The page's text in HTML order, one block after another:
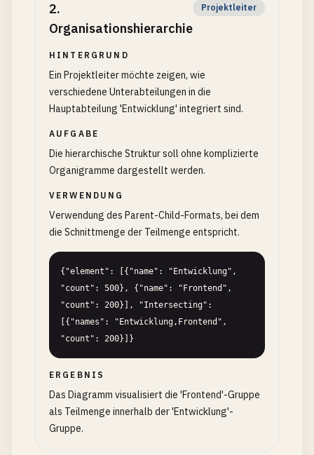
2.
Organisationshierarchie
Projektleiter
HINTERGRUND
Ein Projektleiter möchte zeigen, wie
verschiedene Unterabteilungen in die
Hauptabteilung 'Entwicklung' integriert sind.
AUFGABE
Die hierarchische Struktur soll ohne komplizierte
Organigramme dargestellt werden.
VERWENDUNG
Verwendung des Parent-Child-Formats, bei dem
die Schnittmenge der Teilmenge entspricht.
{"element": [{"name": "Entwicklung",
"count": 500}, {"name": "Frontend",
"count": 200}], "Intersecting":
[{"names": "Entwicklung,Frontend",
"count": 200}]}
ERGEBNIS
Das Diagramm visualisiert die 'Frontend'-Gruppe
als Teilmenge innerhalb der 'Entwicklung'-
Gruppe.